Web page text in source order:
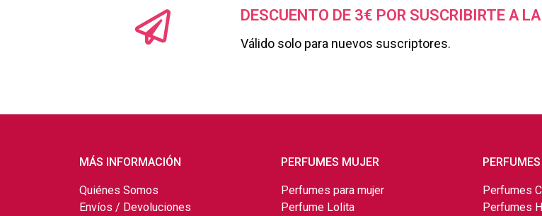
DESCUENTO DE 3€ POR SUSCRIBIRTE A
Válido solo para nuevos suscriptores.
MÁS INFORMACIÓN
Quiénes Somos
Envíos / Devoluciones
PERFUMES MUJER
Perfumes para mujer
Perfume Lolita
Perfumes
Perfumes